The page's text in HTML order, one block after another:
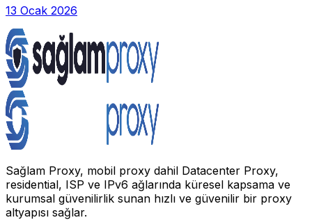
13 Ocak 2026
Sağlam Proxy, mobil proxy dahil Datacenter Proxy,
residential, ISP ve IPv6 ağlarında küresel kapsama ve
kurumsal güvenilirlik sunan hızlı ve güvenilir bir proxy
altyapısı sağlar.